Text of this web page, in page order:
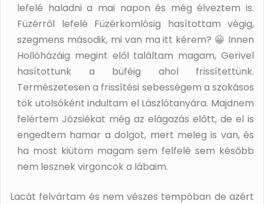
lefelé haladni a mai napon és még élveztem is.
Füzérről lefelé Füzérkomlósig hasítottam végig,
szegmens második, mi van ma itt kérem? 😀 Innen
Hollóházáig megint elől találtam magam, Gerivel
hasítottunk a büféig ahol frissítettünk.
Természetesen a frissítési sebességem a szokásos
tök utolsóként indultam el Lászlótanyára. Majdnem
felértem Józsiékat még az elágazás előtt, de el is
engedtem hamar a dolgot, mert meleg is van, és
ha most kiütöm magam sem felfelé sem később
nem lesznek virgoncok a lábaim.
Lacát felvártam és nem vészes tempóban de azért